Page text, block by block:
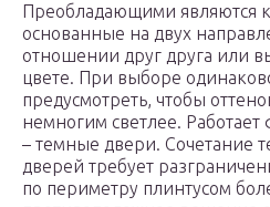
Преобладающими являются
основанные на двух
отношении друг друга или
цвете. При выборе
предусмотреть, чтобы
немногим светлее.
– темные двери. Сочетание
дверей требует
по периметру плинтусом